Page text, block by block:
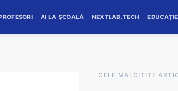
AI LA ȘCOALĂ NEXTLAB.TECH
CELE MAI CITITE